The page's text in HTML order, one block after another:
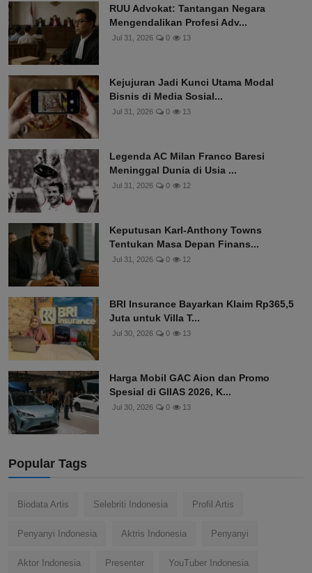
RUU Advokat: Tantangan Negara
Mengendalikan Profesi Adv...
Jul 31, 2026 0 13
Kejujuran Jadi Kunci Utama Modal
Bisnis di Media Sosial...
Jul 31, 2026 0 13
Legenda AC Milan Franco Baresi
Meninggal Dunia di Usia ...
Jul 31, 2026 0 12
Keputusan Karl-Anthony Towns
Tentukan Masa Depan Finans...
Jul 31, 2026 0 12
BRI Insurance Bayarkan Klaim Rp365,5
Juta untuk Villa T...
Jul 30, 2026 0 13
Harga Mobil GAC Aion dan Promo
Spesial di GIIAS 2026, K...
Jul 30, 2026 0 13
Popular Tags
Biodata Artis Selebriti Indonesia Profil Artis
Penyanyi Indonesia Aktris Indonesia Penyanyi
Aktor Indonesia Presenter YouTuber Indonesia